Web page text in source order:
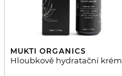
MUKTI ORGANICS
Hloubkově hydratační krém